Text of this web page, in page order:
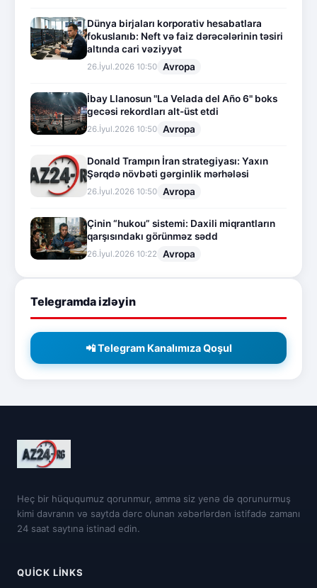
Dünya birjaları korporativ hesabatlara
fokuslanıb: Neft və faiz dərəcələrinin təsiri
altında cari vəziyyət
26.İyul.2026 10:50 Avropa
İbay Llanosun "La Velada del Año 6" boks
gecəsi rekordları alt-üst etdi
26.İyul.2026 10:50 Avropa
Donald Trampın İran strategiyası: Yaxın
Şərqdə növbəti gərginlik mərhələsi
26.İyul.2026 10:50 Avropa
Çinin “hukou” sistemi: Daxili miqrantların
qarşısındakı görünməz sədd
26.İyul.2026 10:22 Avropa
Telegramda izləyin
📲 Telegram Kanalımıza Qoşul
Heç bir hüququmuz qorunmur, amma siz yenə də qorunurmuş
kimi davranın və saytda dərc olunan xəbərlərdən istifadə zamanı
24 saat saytına istinad edin.
QUICK LINKS